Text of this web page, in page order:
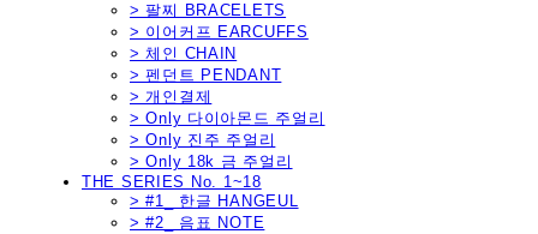
> 팔찌 BRACELETS
> 이어커프 EARCUFFS
> 체인 CHAIN
> 펜던트 PENDANT
> 개인결제
> Only 다이아몬드 주얼리
> Only 진주 주얼리
> Only 18k 금 주얼리
THE SERIES No. 1~18
> #1_ 한글 HANGEUL
> #2_ 음표 NOTE